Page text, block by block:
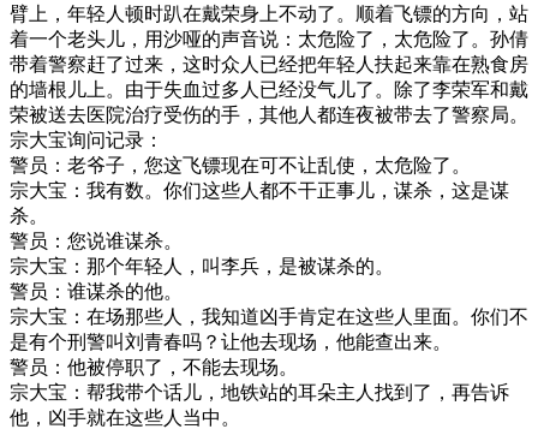
臂上，年轻人顿时趴在戴荣身上不动了。顺着飞镖的方向，站
着一个老头儿，用沙哑的声音说：太危险了，太危险了。孙倩
带着警察赶了过来，这时众人已经把年轻人扶起来靠在熟食房
的墙根儿上。由于失血过多人已经没气儿了。除了李荣军和戴
荣被送去医院治疗受伤的手，其他人都连夜被带去了警察局。
宗大宝询问记录：
警员：老爷子，您这飞镖现在可不让乱使，太危险了。
宗大宝：我有数。你们这些人都不干正事儿，谋杀，这是谋
杀。
警员：您说谁谋杀。
宗大宝：那个年轻人，叫李兵，是被谋杀的。
警员：谁谋杀的他。
宗大宝：在场那些人，我知道凶手肯定在这些人里面。你们不
是有个刑警叫刘青春吗？让他去现场，他能查出来。
警员：他被停职了，不能去现场。
宗大宝：帮我带个话儿，地铁站的耳朵主人找到了，再告诉
他，凶手就在这些人当中。